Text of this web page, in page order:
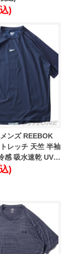
)
ンズ REEBOK
レッチ 天竺 半袖
感 吸水速乾 UV加
)